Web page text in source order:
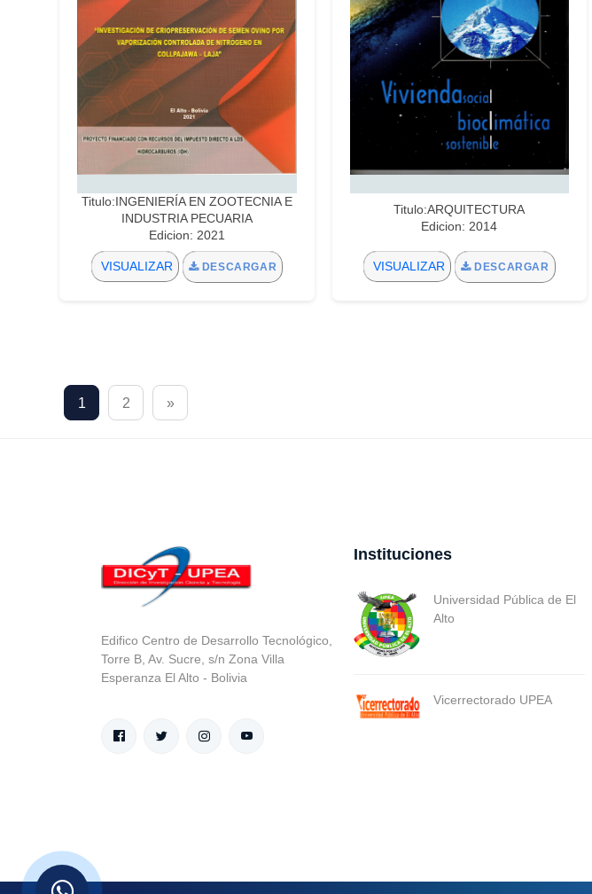
Titulo:INGENIERÍA EN ZOOTECNIA E
INDUSTRIA PECUARIA
Edicion: 2021
VISUALIZAR DESCARGAR
Titulo:ARQUITECTURA
Edicion: 2014
VISUALIZAR DESCARGAR
1 2 »
Edifico Centro de Desarrollo Tecnológico,
Torre B, Av. Sucre, s/n Zona Villa
Esperanza El Alto - Bolivia
Instituciones
Universidad Pública de El
Alto
Vicerrectorado UPEA